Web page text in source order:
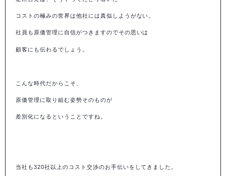
コストの極みの世界は他社には真似しようがない。
社員も原価管理に自信がつきますのでその思いは
顧客にも伝わるでしょう。
こんな時代だからこそ、
原価管理に取り組む姿勢そのものが
差別化になるということですね。
当社も320社以上のコスト交渉のお手伝いをしてきました。